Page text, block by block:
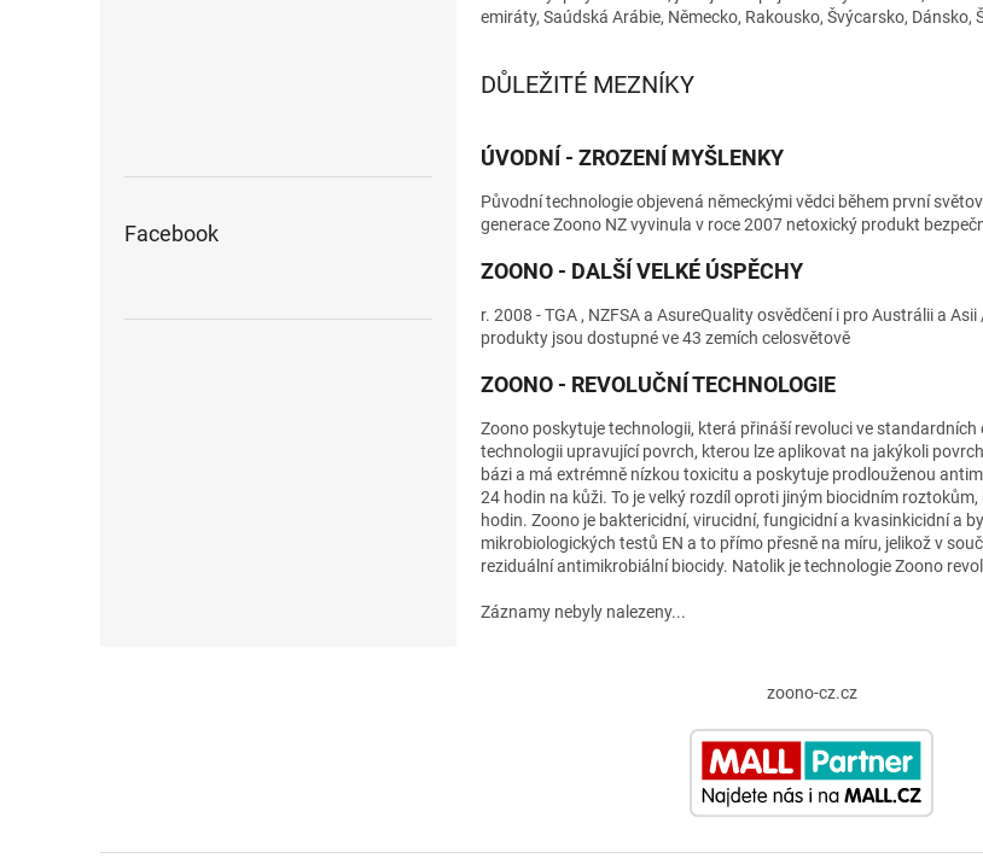
Facebook
emiráty, Saúdská Arábie, Německo, Rakousko, Švýcarsko,
DŮLEŽITÉ MEZNÍKY
ÚVODNÍ - ZROZENÍ MYŠLENKY
Původní technologie objevená německými vědci během první
generace Zoono NZ vyvinula v roce 2007 netoxický produkt
ZOONO - DALŠÍ VELKÉ ÚSPĚCHY
r. 2008 - TGA , NZFSA a AsureQuality osvědčení i pro Austrálii a
produkty jsou dostupné ve 43 zemích celosvětově
ZOONO - REVOLUČNÍ TECHNOLOGIE
Zoono poskytuje technologii, která přináší revoluci ve
technologii upravující povrch, kterou lze aplikovat na jakýkoli
bázi a má extrémně nízkou toxicitu a poskytuje prodlouženou
24 hodin na kůži. To je velký rozdíl oproti jiným biocidním
hodin. Zoono je baktericidní, virucidní, fungicidní a kvasinkicidní a
mikrobiologických testů EN a to přímo přesně na míru, jelikož v
reziduální antimikrobiální biocidy. Natolik je technologie Zoono
Záznamy nebyly nalezeny...
zoono-cz.cz